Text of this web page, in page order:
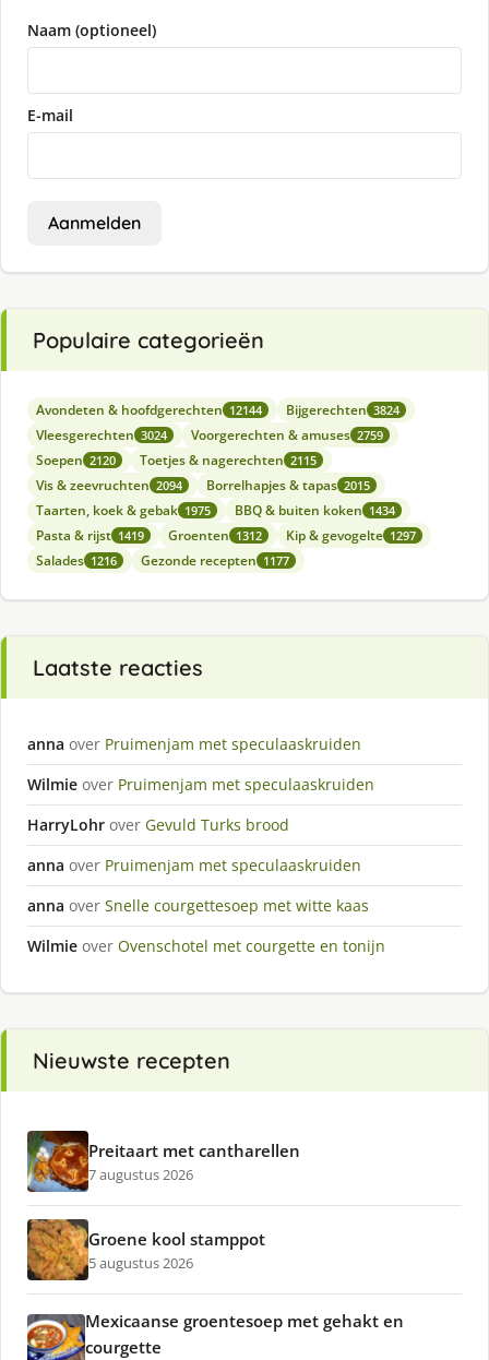
Naam (optioneel)
E-mail
Aanmelden
Populaire categorieën
Avondeten & hoofdgerechten 12144 Bijgerechten 3824
Vleesgerechten 3024 Voorgerechten & amuses 2759
Soepen 2120 Toetjes & nagerechten 2115
Vis & zeevruchten 2094 Borrelhapjes & tapas 2015
Taarten, koek & gebak 1975 BBQ & buiten koken 1434
Pasta & rijst 1419 Groenten 1312 Kip & gevogelte 1297
Salades 1216 Gezonde recepten 1177
Laatste reacties
anna over Pruimenjam met speculaaskruiden
Wilmie over Pruimenjam met speculaaskruiden
HarryLohr over Gevuld Turks brood
anna over Pruimenjam met speculaaskruiden
anna over Snelle courgettesoep met witte kaas
Wilmie over Ovenschotel met courgette en tonijn
Nieuwste recepten
Preitaart met cantharellen
7 augustus 2026
Groene kool stamppot
5 augustus 2026
Mexicaanse groentesoep met gehakt en
courgette